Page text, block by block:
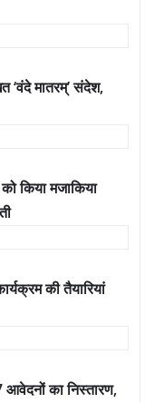
‘वंदे मातरम्’ संदेश,
किया मजाकिया
की तैयारियां
आवेदनों का निस्तारण,